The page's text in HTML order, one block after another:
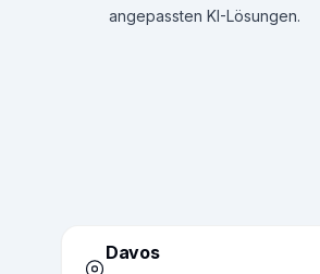
angepassten KI-Lösungen.
Davos